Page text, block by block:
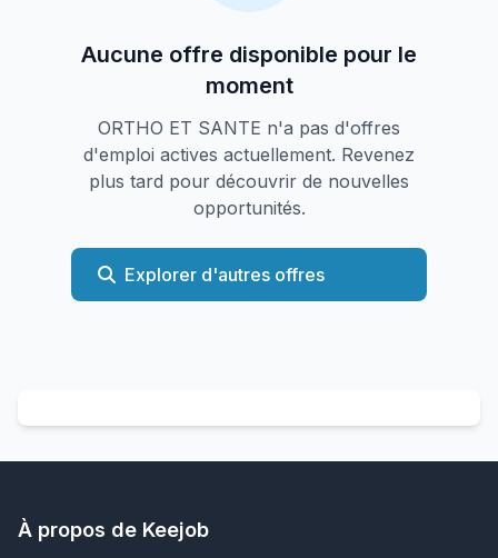
Aucune offre disponible pour le
moment
ORTHO ET SANTE n'a pas d'offres
d'emploi actives actuellement. Revenez
plus tard pour découvrir de nouvelles
opportunités.
Explorer d'autres offres
À propos de Keejob